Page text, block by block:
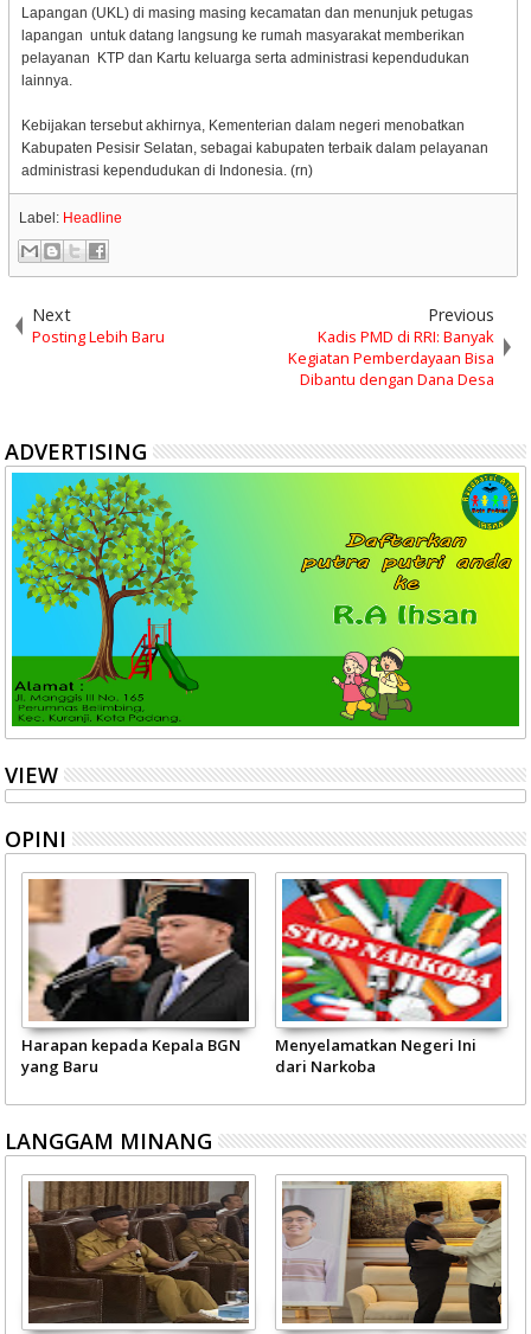
Lapangan (UKL) di masing masing kecamatan dan menunjuk petugas
lapangan untuk datang langsung ke rumah masyarakat memberikan
pelayanan KTP dan Kartu keluarga serta administrasi kependudukan
lainnya.
Kebijakan tersebut akhirnya, Kementerian dalam negeri menobatkan
Kabupaten Pesisir Selatan, sebagai kabupaten terbaik dalam pelayanan
administrasi kependudukan di Indonesia. (rn)
Label: Headline
Next
Posting Lebih Baru
Previous
Kadis PMD di RRI: Banyak
Kegiatan Pemberdayaan Bisa
Dibantu dengan Dana Desa
ADVERTISING
VIEW
OPINI
Harapan kepada Kepala BGN
yang Baru
Menyelamatkan Negeri Ini
dari Narkoba
LANGGAM MINANG